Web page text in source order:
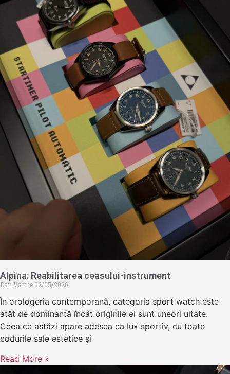
Alpina: Reabilitarea ceasului-instrument
Dan Vardie 02/05/2026
În orologeria contemporană, categoria sport watch este
atât de dominantă încât originile ei sunt uneori uitate.
Ceea ce astăzi apare adesea ca lux sportiv, cu toate
codurile sale estetice și
Read More »